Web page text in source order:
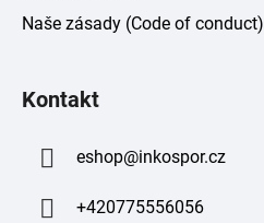
Naše zásady (Code of conduct)
Kontakt
eshop@inkospor.cz
+420775556056